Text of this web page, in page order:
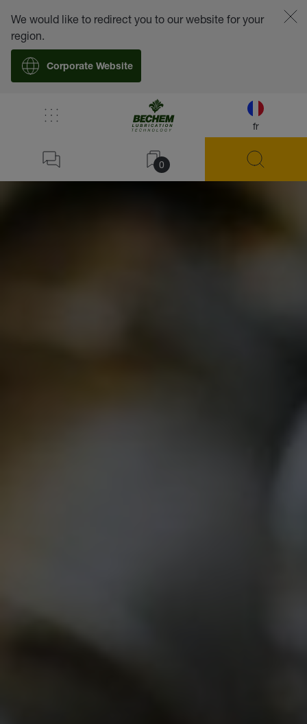
fr
0
We would like to redirect you to our website for your
region.
Corporate Website